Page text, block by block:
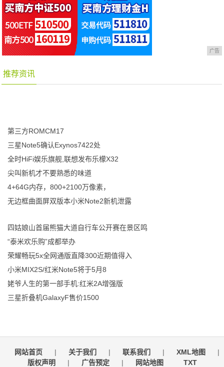
广告
推荐资讯
第三方ROMCM17
三星Note5确认Exynos7422处
全时HiFi娱乐旗舰,联想发布乐檬X32
尖叫新机才不要熟悉的味道
4+64G内存，800+2100万像素，
无边框曲面屏双版本小米Note2新机泄露
四姑娘山首届熊猫大道自行车公开赛在景区鸣
“泰米欢乐购”成都举办
荣耀畅玩5x全网通版直降300近期值得入
小米MIX2S/红米Note5将于5月8
姥爷人生的第一部手机:红米2A增强版
三星折叠机GalaxyF售价1500
网站首页 | 关于我们 | 联系我们 | XML地图
|
版权声明
| 广告预定 | 网站地图 TXT